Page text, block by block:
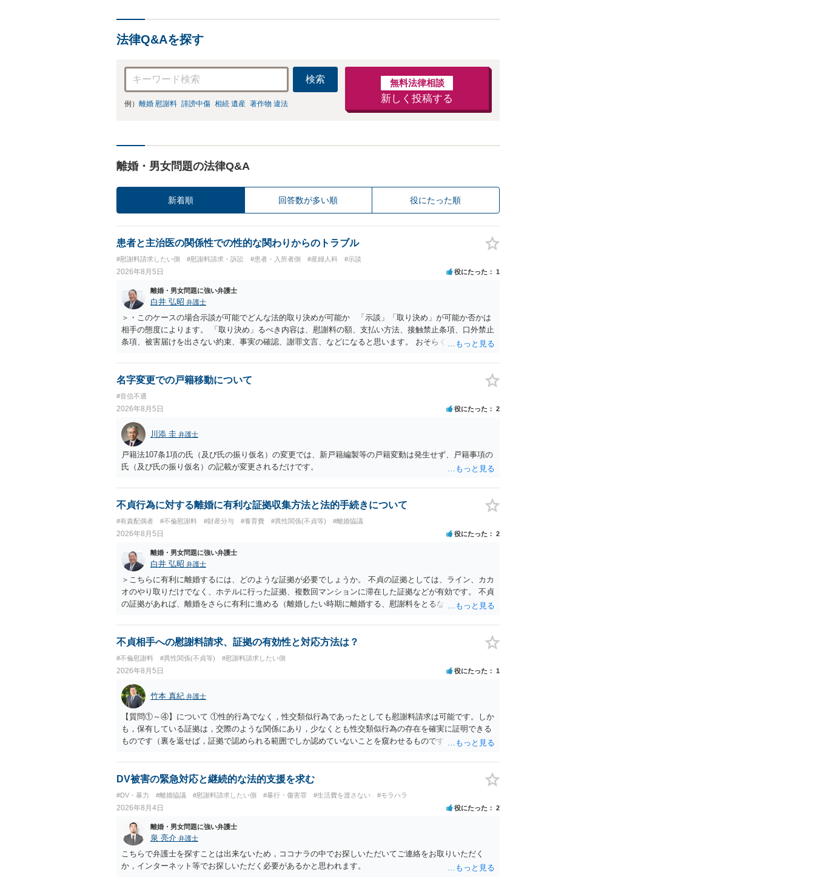
法律Q&Aを探す
検索
例） 離婚 慰謝料 誹謗中傷 相続 遺産 著作物 違法
無料法律相談
新しく投稿する
離婚・男女問題の法律Q&A
新着順 回答数が多い順 役にたった順
患者と主治医の関係性での性的な関わりからのトラブル
#慰謝料請求したい側 #慰謝料請求・訴訟 #患者・入所者側 #産婦人科 #示談
2026年8月5日 役にたった 1
離婚・男女問題に強い弁護士
白井 弘昭 弁護士
＞・このケースの場合示談が可能でどんな法的取り決めが可能か 「示談」「取り決め」が可能か否かは
相手の態度によります。 「取り決め」るべき内容は、慰謝料の額、支払い方法、接触禁止条項、口外禁止
条項、被害届けを出さない約束、事実の確認、謝罪文言、などになると思います。 おそらく、警察が事件
かがあると思われます。 そうすると、相手は、示談書を交わし取り決めを行う意思はないと考えたほうが
良いでしょう。 もし相手が示談書を交わす意思があるのでしたら、上記の内容を入れれるだけ示談書に入
ちに名誉棄損には当たりませんが、何人もの人に話すと名誉棄損になりえます。 また、業務妨害や不法行
為に当たる可能性もあります。 名誉棄損（民事、刑事とも）は「公然」（不特定又は多数）と「事実」
（相手の社会的外務的名誉を棄損する内容の事実、侮辱とは異なる）を摘示することで成立します。 この
事実は、原則的に、「真実」でも該当してしまいます。 ですので、相談者さんが、病院担当者1人に話す
だけでは公然性を欠きますので、名誉棄損には当たりません。ただし、さらに多くの人に相談してしまう
と、たとえそれが真実であっても名誉棄損に当たる可能性が生じることになります。 また、相談者さんが
病院に相談することにより、相手に仕事上の不利益を与えたり、精神的苦痛を与えると、業務妨害や不法
行為（慰謝料の対象）になりますが、その内容が真実であれば、正当行為として許されます。 ただし、真
実かどうかは、相談者さんが立証しなければならず、ラインの内容等だけでは、相談者さんの合意を全う
することができない状況（不同意性）だったかの立証が難しい状況のように思われます。 もちろん、医師
としては恥ずべき行為ですし、許されないと思いますが、かえって相談者さんが攻撃対象にならないよ
う、十分ご注意ください。 以上、ご参考まで。
名字変更での戸籍移動について
#音信不通
2026年8月5日 役にたった 2
川添 圭 弁護士
戸籍法107条1項の氏（及び氏の振り仮名）の変更では、新戸籍編製等の戸籍変動は発生せず、戸籍事項の
氏（及び氏の振り仮名）の記載が変更されるだけです。
不貞行為に対する離婚に有利な証拠収集方法と法的手続きについて
#有責配偶者 #不倫慰謝料 #財産分与 #養育費 #異性関係(不貞等) #離婚協議
2026年8月5日 役にたった 2
離婚・男女問題に強い弁護士
白井 弘昭 弁護士
＞こちらに有利に離婚するには、どのような証拠が必要でしょうか。 不貞の証拠としては、ライン、カカ
オのやり取りだけでなく、ホテルに行った証拠、複数回マンションに滞在した証拠などが有効です。 不貞
の証拠があれば、離婚をさらに有利に進める（離婚したい時期に離婚する、慰謝料をとるなど）ことがで
がありますので、ご注意ください。 以上、ご参考まで。
不貞相手への慰謝料請求、証拠の有効性と対応方法は？
#不倫慰謝料 #異性関係(不貞等) #慰謝料請求したい側
2026年8月5日 役にたった 1
竹本 真紀 弁護士
【質問①～④】について ①性的行為でなく，性交類似行為であったとしても慰謝料請求は可能です。しか
も，保有している証拠は，交際のような関係にあり，少なくとも性交類似行為の存在を確実に証明できる
ものです（裏を返せば，証拠で認められる範囲でしか認めていないことを窺わせるものです。）。ですか
して，この点を考慮されることになるかもしれません。 ②夫との今後のことを考えて書いてもらうか否か
を検討するのがよいと思います。今ある証拠以上のことを証明（証明力を強めることも含む）できるので
とが前提であり，その価値と夫との関係との均衡のように思います。 ③行政書士に委任をしているのであ
れば，どのような内容の委任なのか不明ですが，その行政書士との協議になると思います。請求するか，
訴訟にするか，その点の見極めや，相手方は性交類似行為は認めているのか，それさえも否定しているの
かによって，考え方・進め方は変わってくると思います。 ④性交類似行為を認めているにもかかわらず支
払を拒否するのであれば，本人（行政書士でも同じだと思います。）への対応ではあまり変わらないよう
に思います。減額で折り合えるなら本人様の交渉でもよいように思いますが，ゼロかどうかの観点であれ
ば，訴訟に進むしかなくなるようにも思います。そうしますと，お近くの弁護士に相談して進めることを
DV被害の緊急対応と継続的な法的支援を求む
#DV・暴力 #離婚協議 #慰謝料請求したい側 #暴行・傷害罪 #生活費を渡さない #モラハラ
2026年8月4日 役にたった 2
離婚・男女問題に強い弁護士
泉 亮介 弁護士
こちらで弁護士を探すことは出来ないため，ココナラの中でお探しいただいてご連絡をお取りいただく
か，インターネット等でお探しいただく必要があるかと思われます。